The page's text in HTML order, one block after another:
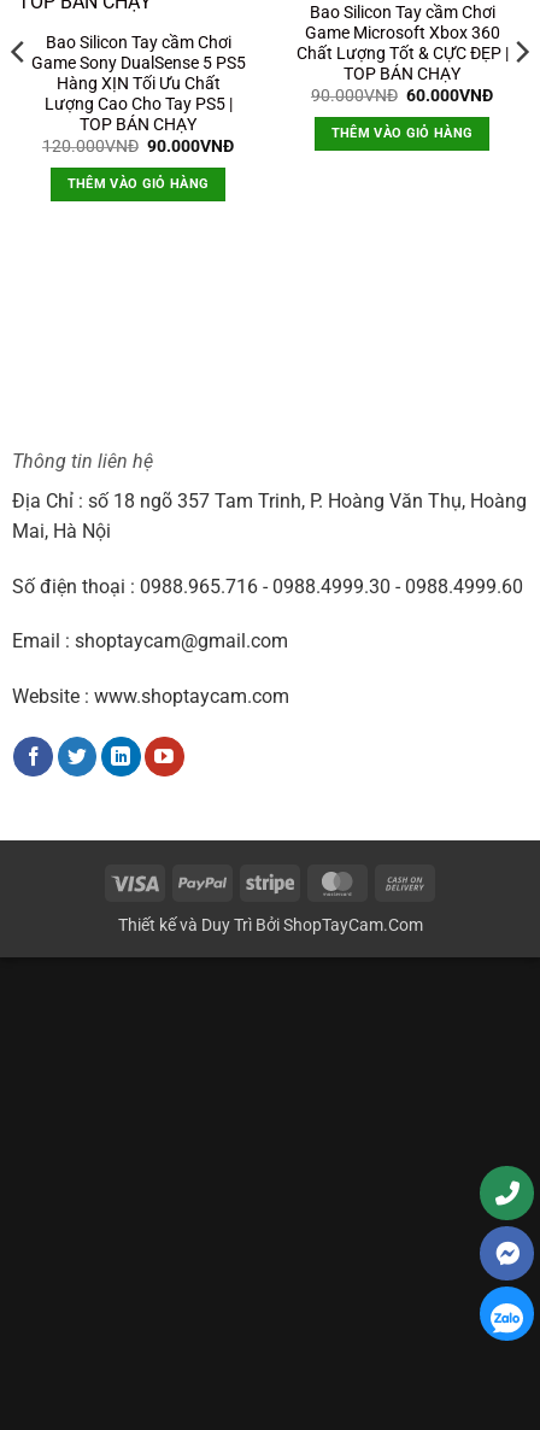
Bao Silicon Tay cầm Chơi
Game Sony DualSense 5 PS5
Hàng XỊN Tối Ưu Chất
Lượng Cao Cho Tay PS5 |
TOP BÁN CHẠY
120.000VNĐ Giá
là:
120.000VNĐ.
90.000VNĐGiá
THÊM VÀO GIỎ HÀNG
Bao Silicon Tay cầm Chơi
Game Microsoft Xbox 360
Chất Lượng Tốt & CỰC ĐẸP |
TOP BÁN CHẠY
90.000VNĐ Giá
là:
90.000VNĐ.
60.000VNĐGiá
THÊM VÀO GIỎ HÀNG
Thông tin liên hệ
Địa Chỉ : số 18 ngõ 357 Tam Trinh, P. Hoàng Văn Thụ, Hoàng
Mai, Hà Nội
Số điện thoại : 0988.965.716 - 0988.4999.30 - 0988.4999.60
Email : shoptaycam@gmail.com
Website : www.shoptaycam.com
Visa PayPal Stripe MasterCard
Thiết kế và Duy Trì BởiShopTayCam.Com